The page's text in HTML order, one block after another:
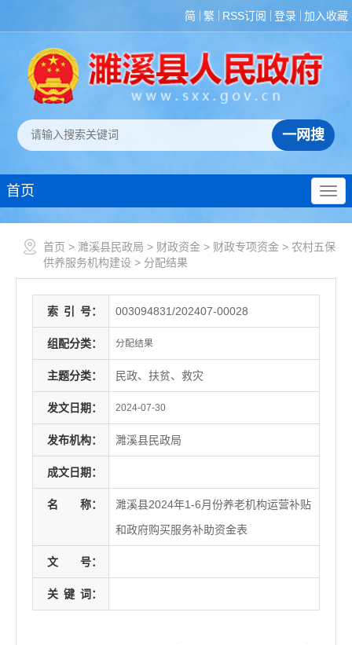
简 繁 RSS订阅 登录 加入收藏
首页
首页 > 濉溪县民政局 > 财政资金 > 财政专项资金 > 农村五保
供养服务机构建设 > 分配结果
索 引 号： 003094831/202407-00028
组配分类： 分配结果
主题分类： 民政、扶贫、救灾
发文日期： 2024-07-30
发布机构： 濉溪县民政局
成文日期：
名 称：
濉溪县2024年1-6月份养老机构运营补贴
和政府购买服务补助资金表
文 号：
关 键 词：